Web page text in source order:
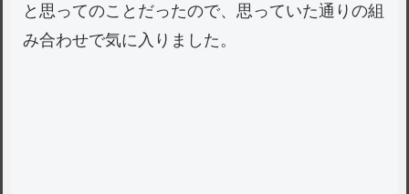
と思ってのことだったので、思っていた通りの組
み合わせで気に入りました。